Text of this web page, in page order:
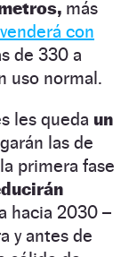
más
con
de 330 a
uso normal.
les queda un
las de
primera fase
hacia 2030 –
y antes de